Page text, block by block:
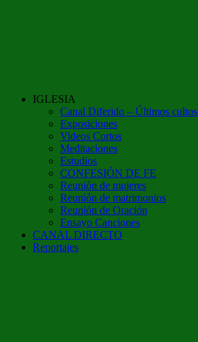
IGLESIA
Canal Diferido – Últimos cultos
Exposiciones
Videos Cortos
Meditaciones
Estudios
CONFESIÓN DE FE
Reunión de mujeres
Reunión de matrimonios
Reunión de Oración
Ensayo Canciones
CANAL DIRECTO
Reportajes